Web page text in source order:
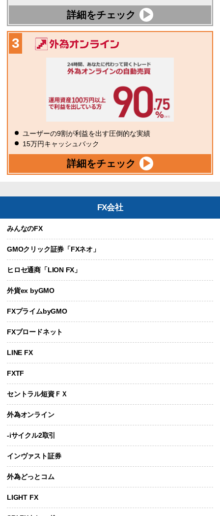
詳細をチェック
ユーザーの9割が利益を出す圧倒的な実績
15万円キャッシュバック
詳細をチェック
FX会社
みんなのFX
GMOクリック証券「FXネオ」
ヒロセ通商「LION FX」
外貨ex byGMO
FXプライムbyGMO
FXブロードネット
LINE FX
FXTF
セントラル短資ＦＸ
外為オンライン
-iサイクル2取引
インヴァスト証券
外為どっとコム
LIGHT FX